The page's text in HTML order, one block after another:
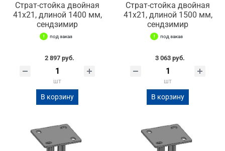
Страт-стойка двойная
41х21, длиной 1400 мм,
сендзимир
под заказ
2 897 руб.
шт
В корзину
Страт-стойка двойная
41х21, длиной 1500 мм,
сендзимир
под заказ
3 063 руб.
шт
В корзину